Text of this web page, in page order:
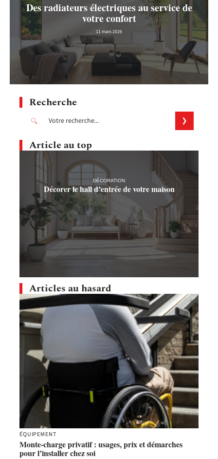
Des radiateurs électriques au service de
votre confort
11 mars 2026
Recherche
Article au top
DÉCORATION
Décorer le hall d’entrée de votre maison
Articles au hasard
ÉQUIPEMENT
Monte-charge privatif : usages, prix et démarches
pour l’installer chez soi